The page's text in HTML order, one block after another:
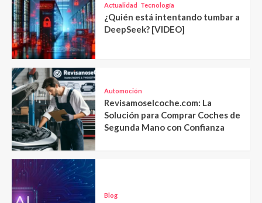
Actualidad Tecnología
¿Quién está intentando tumbar a
DeepSeek? [VIDEO]
Automoción
Revisamoselcoche.com: La
Solución para Comprar Coches de
Segunda Mano con Confianza
Blog